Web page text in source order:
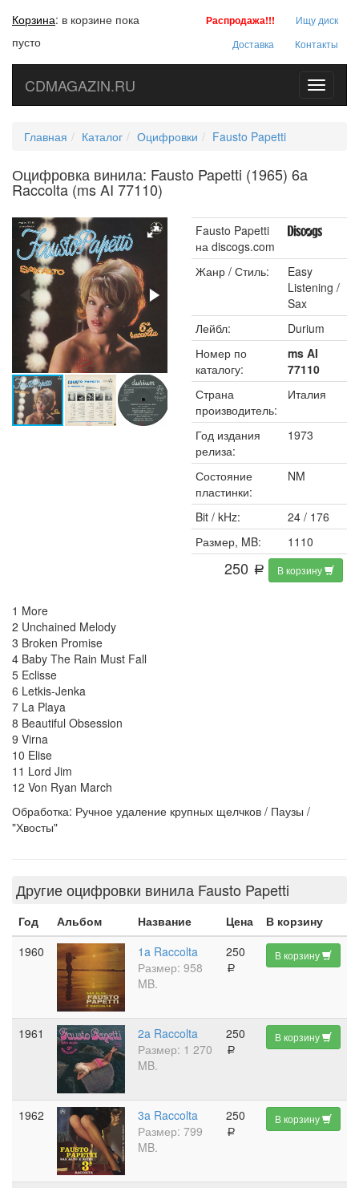
Корзина: в корзине пока
пусто
Распродажа!!!
Ищу диск
Доставка
Контакты
Toggle
CDMAGAZIN.RU
Главная Каталог Оцифровки Fausto Papetti
Оцифровка винила: Fausto Papetti (1965) 6a
Raccolta (ms AI 77110)
Fausto Papetti
на discogs.com
Жанр / Стиль:
Easy
Listening /
Sax
Лейбл:
Durium
Номер по
каталогу:
ms AI
77110
Страна
производитель:
Италия
Год издания
релиза:
1973
Состояние
пластинки:
NM
Bit / kHz:
24 / 176
Размер, MB:
1110
250 a В корзину
1 More
2 Unchained Melody
3 Broken Promise
4 Baby The Rain Must Fall
5 Eclisse
6 Letkis-Jenka
7 La Playa
8 Beautiful Obsession
9 Virna
10 Elise
11 Lord Jim
12 Von Ryan March
Обработка: Ручное удаление крупных щелчков / Паузы /
"Хвосты"
Другие оцифровки винила Fausto Papetti
Год Альбом Название Цена
В корзину
1960
1a Raccolta
Размер: 958
MB.
250
a
В корзину
1961
2a Raccolta
Размер: 1 270
MB.
250
a
В корзину
1962
3a Raccolta
Размер: 799
MB.
250
a
В корзину